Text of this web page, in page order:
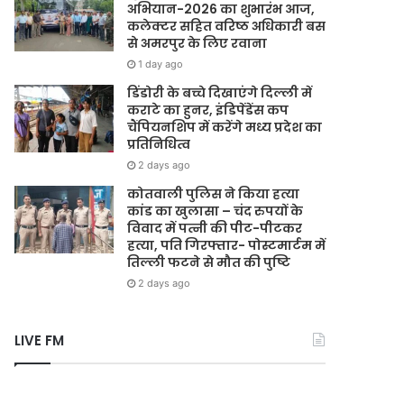
अभियान-2026 का शुभारंभ आज,
कलेक्टर सहित वरिष्ठ अधिकारी बस
से अमरपुर के लिए रवाना
1 day ago
डिंडोरी के बच्चे दिखाएंगे दिल्ली में
कराटे का हुनर, इंडिपेंडेंस कप
चैंपियनशिप में करेंगे मध्य प्रदेश का
प्रतिनिधित्व
2 days ago
कोतवाली पुलिस ने किया हत्या
कांड का खुलासा – चंद रुपयों के
विवाद में पत्नी की पीट-पीटकर
हत्या, पति गिरफ्तार- पोस्टमार्टम में
तिल्ली फटने से मौत की पुष्टि
2 days ago
LIVE FM